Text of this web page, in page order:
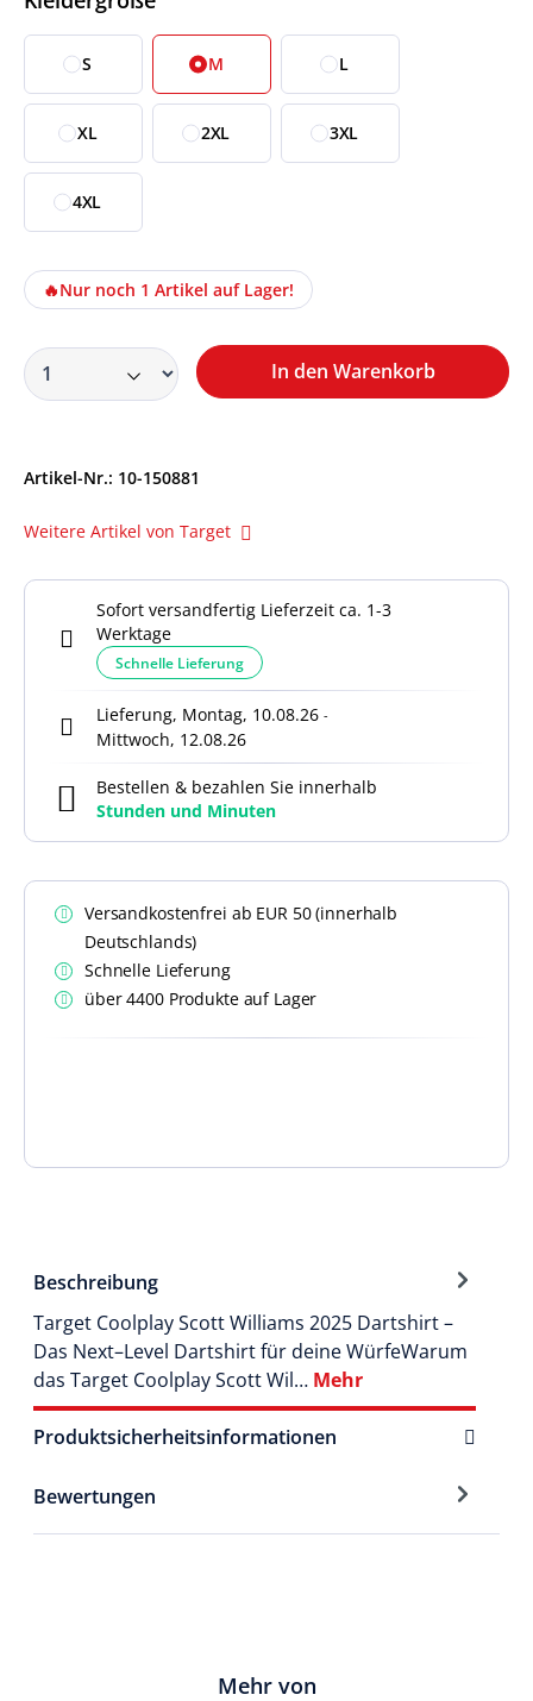
Beschreibung
Target Coolplay Scott Williams 2025 Dartshirt –
Das Next–Level Dartshirt für deine WürfeWarum
das Target Coolplay Scott Wil… Mehr
Produktsicherheitsinformationen
Bewertungen
S M L
XL 2XL 3XL
4XL
🔥Nur noch 1 Artikel auf Lager!
In den Warenkorb
Artikel-Nr.: 10-150881
Weitere Artikel von Target
Sofort versandfertig Lieferzeit ca. 1-3
Werktage
Schnelle Lieferung
Lieferung, Montag, 10.08.26 -
Mittwoch, 12.08.26
Bestellen & bezahlen Sie innerhalb
Stunden und Minuten
Versandkostenfrei ab EUR 50 (innerhalb
Deutschlands)
Schnelle Lieferung
über 4400 Produkte auf Lager
Mehr von